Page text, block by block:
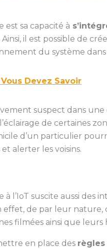
est sa capacité à
Ainsi, il est possible de
du système dans
Devez Savoir
suspect dans
de certaines
d’un particulier
alerter les voisins.
l’IoT suscite aussi des
effet, de par leur nature,
filmées ainsi que leurs
en place des